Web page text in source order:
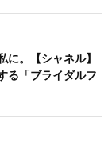
に。【シャネル】
る「ブライダルフ